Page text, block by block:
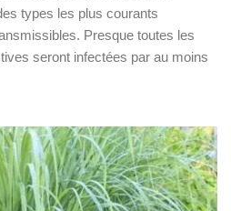
types les plus courants
Presque toutes les
seront infectées par au moins